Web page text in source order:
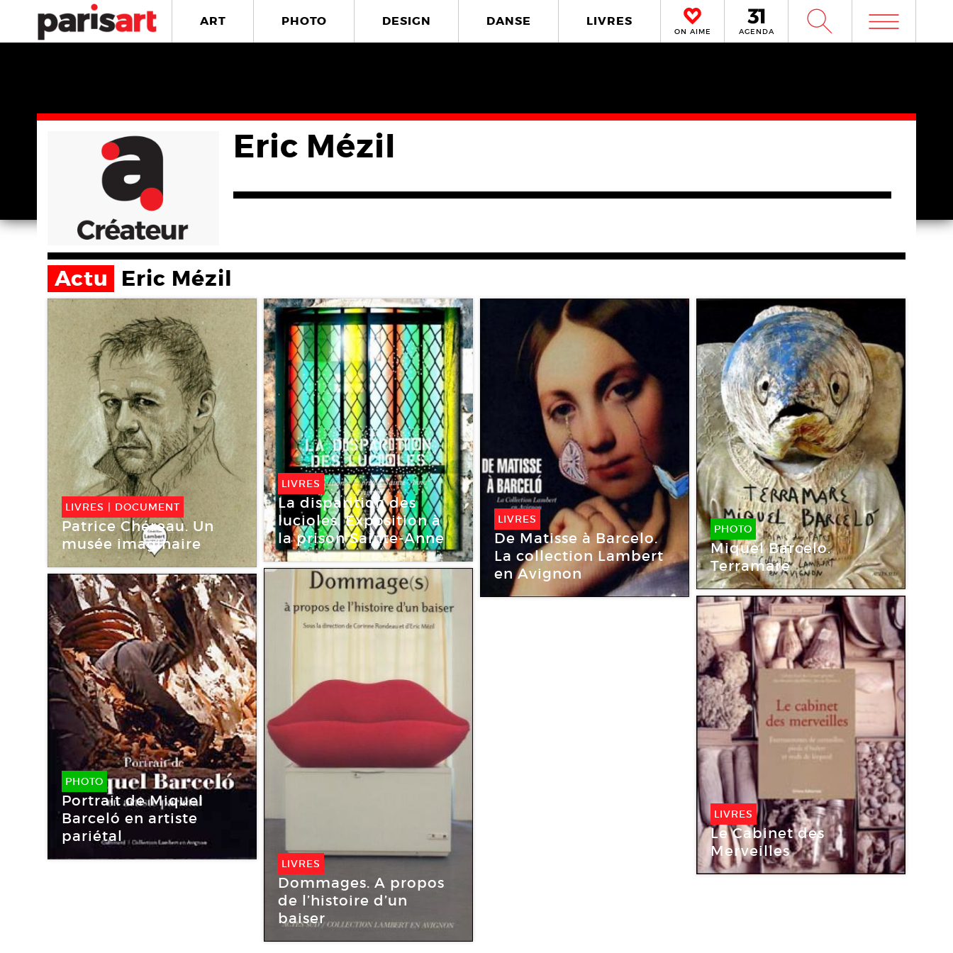
ART PHOTO DESIGN DANSE LIVRES
ON AIME AGENDA W m
Eric Mézil
Actu Eric Mézil
LIVRES | DOCUMENT
Patrice Chéreau. Un
musée imaginaire
LIVRES
La disparition des
lucioles. Exposition à
la prison Sainte-Anne
LIVRES
De Matisse à Barcelo.
La collection Lambert
en Avignon
PHOTO
Miquel Barcelo.
Terramare
LIVRES
Dommages. A propos
de l’histoire d’un
baiser
PHOTO
Portrait de Miquel
Barceló en artiste
pariétal
LIVRES
Le Cabinet des
Merveilles